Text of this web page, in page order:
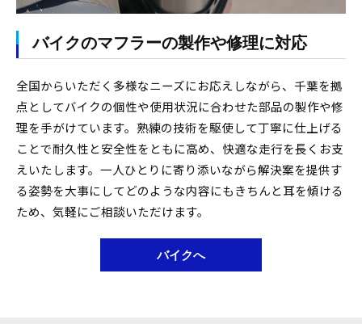
バイクのマフラーの製作や修理に対応
全国からいただく多様なニーズにお応えしながら、千葉を拠
点としてバイクの個性や使用状況に合わせた部品の製作や修
理を手がけています。熟練の技術を駆使して丁寧に仕上げる
ことで耐久性と安全性をともに高め、快適な走行を長くお支
えいたします。一人ひとりに寄り添いながら解決案を提供す
る姿勢を大事にしてどのような内容にもきちんと耳を傾ける
ため、気軽にご相談いただけます。
バイクへ